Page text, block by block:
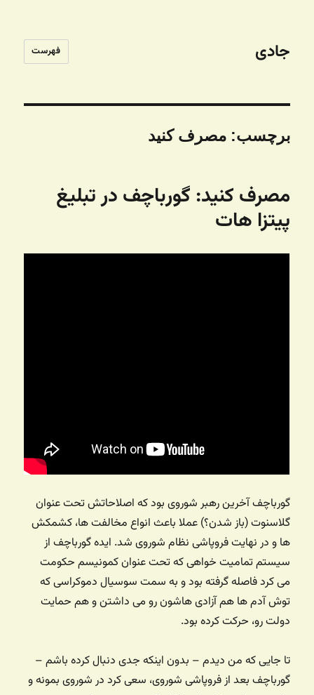
جادی فهرست
برچسب:مصرف کنید
مصرف کنید: گورباچف در تبلیغ
پیتزا هات
گورباچف آخرین رهبر شوروی بود که اصلاحاتش تحت عنوان
گلاسنوت (باز شدن؟) عملا باعث انواع مخالفت ها، کشمکش
ها و در نهایت فروپاشی نظام شوروی شد. ایده گورباچف از
سیستم تمامیت خواهی که تحت عنوان کمونیسم حکومت
می کرد فاصله گرفته بود و به سمت سوسیال دموکراسی که
توش آدم ها هم آزادی هاشون رو می داشتن و هم حمایت
دولت رو، حرکت کرده بود.
تا جایی که من دیدم – بدون اینکه جدی دنبال کرده باشم –
گورباچف بعد از فروپاشی شوروی، سعی کرد در شوروی بمونه و